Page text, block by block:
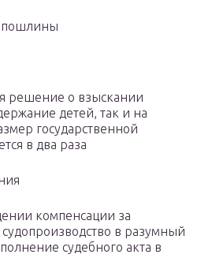
пошлины
решение о взыскании
детей, так и на
государственной
в два раза
компенсации за
в разумный
судебного акта в